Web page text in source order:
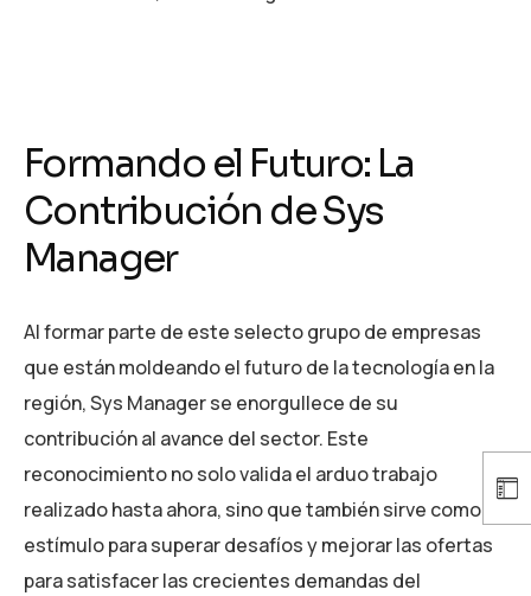
Formando el Futuro: La
Contribución de Sys
Manager
Al formar parte de este selecto grupo de empresas
que están moldeando el futuro de la tecnología en la
región, Sys Manager se enorgullece de su
contribución al avance del sector. Este
reconocimiento no solo valida el arduo trabajo
realizado hasta ahora, sino que también sirve como
estímulo para superar desafíos y mejorar las ofertas
para satisfacer las crecientes demandas del